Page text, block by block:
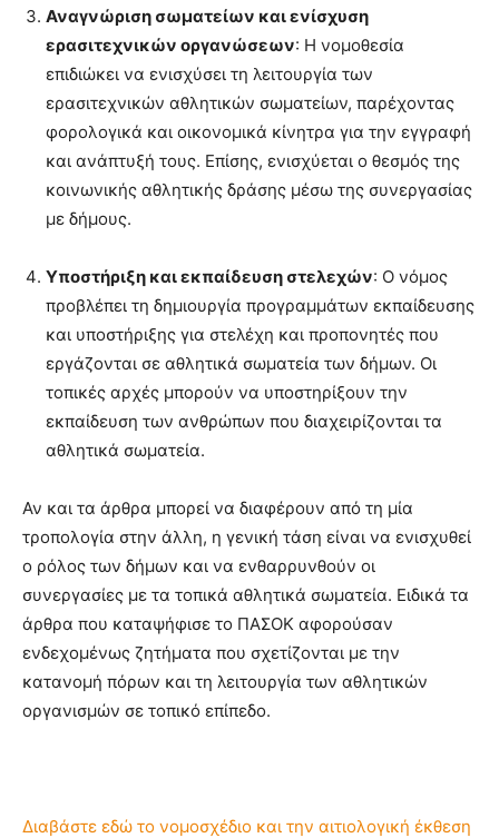
Αναγνώριση σωματείων και ενίσχυση
ερασιτεχνικών οργανώσεων: Η νομοθεσία
επιδιώκει να ενισχύσει τη λειτουργία των
ερασιτεχνικών αθλητικών σωματείων, παρέχοντας
φορολογικά και οικονομικά κίνητρα για την εγγραφή
και ανάπτυξή τους. Επίσης, ενισχύεται ο θεσμός της
κοινωνικής αθλητικής δράσης μέσω της συνεργασίας
με δήμους.
Υποστήριξη και εκπαίδευση στελεχών: Ο νόμος
προβλέπει τη δημιουργία προγραμμάτων εκπαίδευσης
και υποστήριξης για στελέχη και προπονητές που
εργάζονται σε αθλητικά σωματεία των δήμων. Οι
τοπικές αρχές μπορούν να υποστηρίξουν την
εκπαίδευση των ανθρώπων που διαχειρίζονται τα
αθλητικά σωματεία.
Αν και τα άρθρα μπορεί να διαφέρουν από τη μία
τροπολογία στην άλλη, η γενική τάση είναι να ενισχυθεί
ο ρόλος των δήμων και να ενθαρρυνθούν οι
συνεργασίες με τα τοπικά αθλητικά σωματεία. Ειδικά τα
άρθρα που καταψήφισε το ΠΑΣΟΚ αφορούσαν
ενδεχομένως ζητήματα που σχετίζονται με την
κατανομή πόρων και τη λειτουργία των αθλητικών
οργανισμών σε τοπικό επίπεδο.
Διαβάστε εδώ το νομοσχέδιο και την αιτιολογική έκθεση